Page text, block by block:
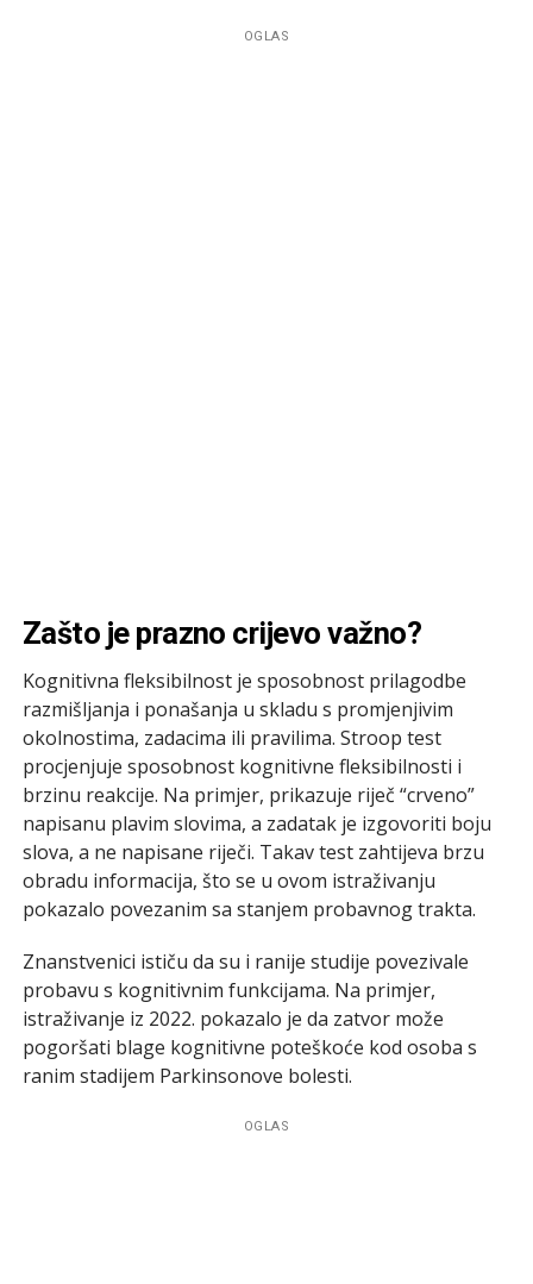
OGLAS
Zašto je prazno crijevo važno?
Kognitivna fleksibilnost je sposobnost prilagodbe
razmišljanja i ponašanja u skladu s promjenjivim
okolnostima, zadacima ili pravilima. Stroop test
procjenjuje sposobnost kognitivne fleksibilnosti i
brzinu reakcije. Na primjer, prikazuje riječ “crveno”
napisanu plavim slovima, a zadatak je izgovoriti boju
slova, a ne napisane riječi. Takav test zahtijeva brzu
obradu informacija, što se u ovom istraživanju
pokazalo povezanim sa stanjem probavnog trakta.
Znanstvenici ističu da su i ranije studije povezivale
probavu s kognitivnim funkcijama. Na primjer,
istraživanje iz 2022. pokazalo je da zatvor može
pogoršati blage kognitivne poteškoće kod osoba s
ranim stadijem Parkinsonove bolesti.
OGLAS